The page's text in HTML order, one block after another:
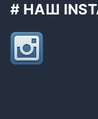
# НАШ